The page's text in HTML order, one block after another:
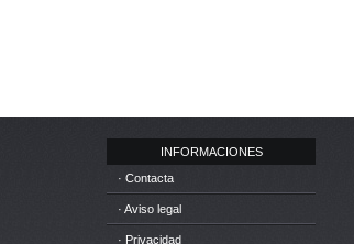
INFORMACIONES
· Contacta
· Aviso legal
· Privacidad